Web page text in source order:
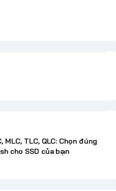
MLC, TLC, QLC: Chọn đúng
cho SSD của bạn